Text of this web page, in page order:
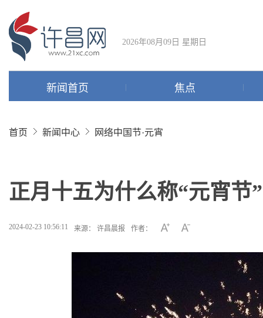
2026年08月09日 星期日
新闻首页 焦点
首页 新闻中心 网络中国节·元宵
正月十五为什么称“元宵节
2024-02-23 10:56:11 来源： 许昌晨报 作者：